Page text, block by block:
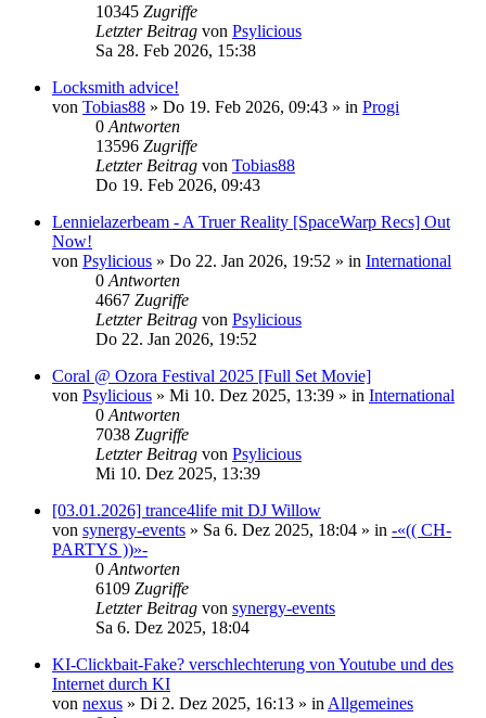
10345 Zugriffe
Letzter Beitrag von Psylicious
Sa 28. Feb 2026, 15:38
Locksmith advice!
von Tobias88 » Do 19. Feb 2026, 09:43 » in Progi
0 Antworten
13596 Zugriffe
Letzter Beitrag von Tobias88
Do 19. Feb 2026, 09:43
Lennielazerbeam - A Truer Reality [SpaceWarp Recs] Out
Now!
von Psylicious » Do 22. Jan 2026, 19:52 » in International
0 Antworten
4667 Zugriffe
Letzter Beitrag von Psylicious
Do 22. Jan 2026, 19:52
Coral @ Ozora Festival 2025 [Full Set Movie]
von Psylicious » Mi 10. Dez 2025, 13:39 » in International
0 Antworten
7038 Zugriffe
Letzter Beitrag von Psylicious
Mi 10. Dez 2025, 13:39
[03.01.2026] trance4life mit DJ Willow
von synergy-events » Sa 6. Dez 2025, 18:04 » in -«(( CH-
PARTYS ))»-
0 Antworten
6109 Zugriffe
Letzter Beitrag von synergy-events
Sa 6. Dez 2025, 18:04
KI-Clickbait-Fake? verschlechterung von Youtube und des
Internet durch KI
von nexus » Di 2. Dez 2025, 16:13 » in Allgemeines